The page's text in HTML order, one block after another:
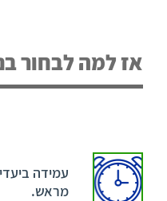
אז למה לבחור
עמידה
מראש.